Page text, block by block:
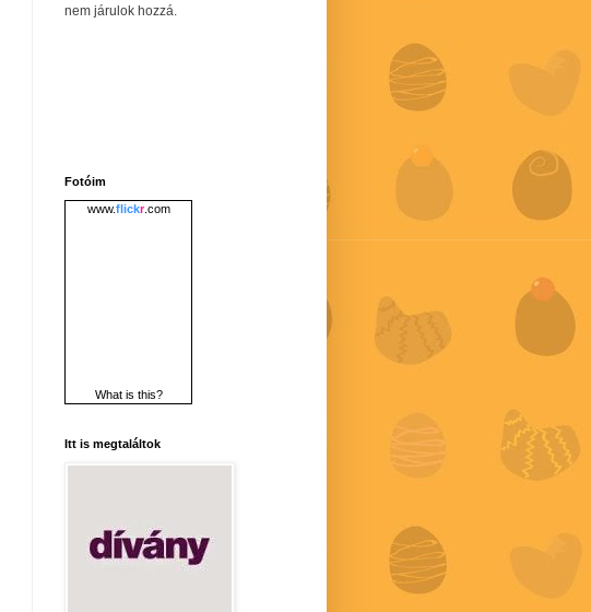
nem járulok hozzá.
Fotóim
www.flickr.com
What is this?
Itt is megtaláltok